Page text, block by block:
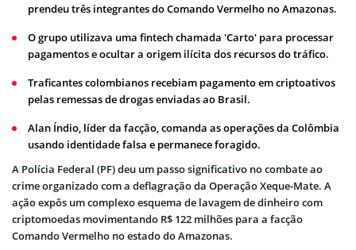
prendeu três integrantes do Comando Vermelho no Amazonas.
O grupo utilizava uma fintech chamada 'Carto' para processar
pagamentos e ocultar a origem ilícita dos recursos do tráfico.
Traficantes colombianos recebiam pagamento em criptoativos
pelas remessas de drogas enviadas ao Brasil.
Alan Índio, líder da facção, comanda as operações da Colômbia
usando identidade falsa e permanece foragido.
A Polícia Federal (PF) deu um passo significativo no combate ao
crime organizado com a deflagração da Operação Xeque-Mate. A
ação expôs um complexo esquema de lavagem de dinheiro com
criptomoedas movimentando R$ 122 milhões para a facção
Comando Vermelho no estado do Amazonas.